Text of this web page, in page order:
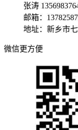
张涛
邮箱：
地址：新乡市
微信更方便